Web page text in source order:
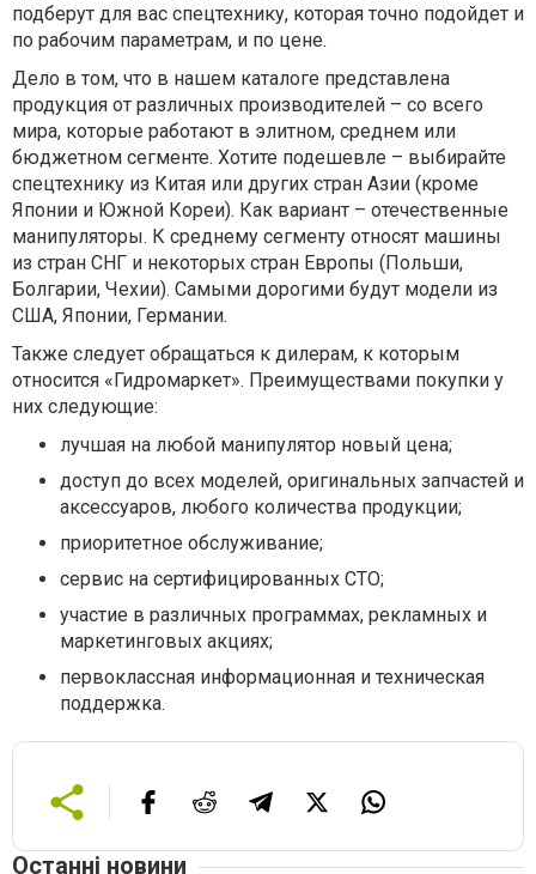
подберут для вас спецтехнику, которая точно подойдет и
по рабочим параметрам, и по цене.
Дело в том, что в нашем каталоге представлена
продукция от различных производителей – со всего
мира, которые работают в элитном, среднем или
бюджетном сегменте. Хотите подешевле – выбирайте
спецтехнику из Китая или других стран Азии (кроме
Японии и Южной Кореи). Как вариант – отечественные
манипуляторы. К среднему сегменту относят машины
из стран СНГ и некоторых стран Европы (Польши,
Болгарии, Чехии). Самыми дорогими будут модели из
США, Японии, Германии.
Также следует обращаться к дилерам, к которым
относится «Гидромаркет». Преимуществами покупки у
них следующие:
лучшая на любой манипулятор новый цена;
доступ до всех моделей, оригинальных запчастей и
аксессуаров, любого количества продукции;
приоритетное обслуживание;
сервис на сертифицированных СТО;
участие в различных программах, рекламных и
маркетинговых акциях;
первоклассная информационная и техническая
поддержка.
Останні новини